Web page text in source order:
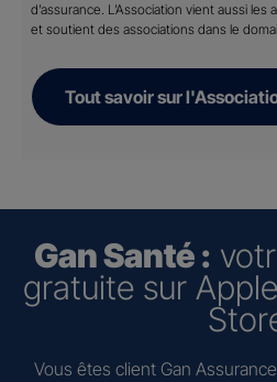
d’assurance. L’Association vient aussi
et soutient des associations dans le
Tout savoir sur
Gan Santé :
gratuite sur
Vous êtes client Gan